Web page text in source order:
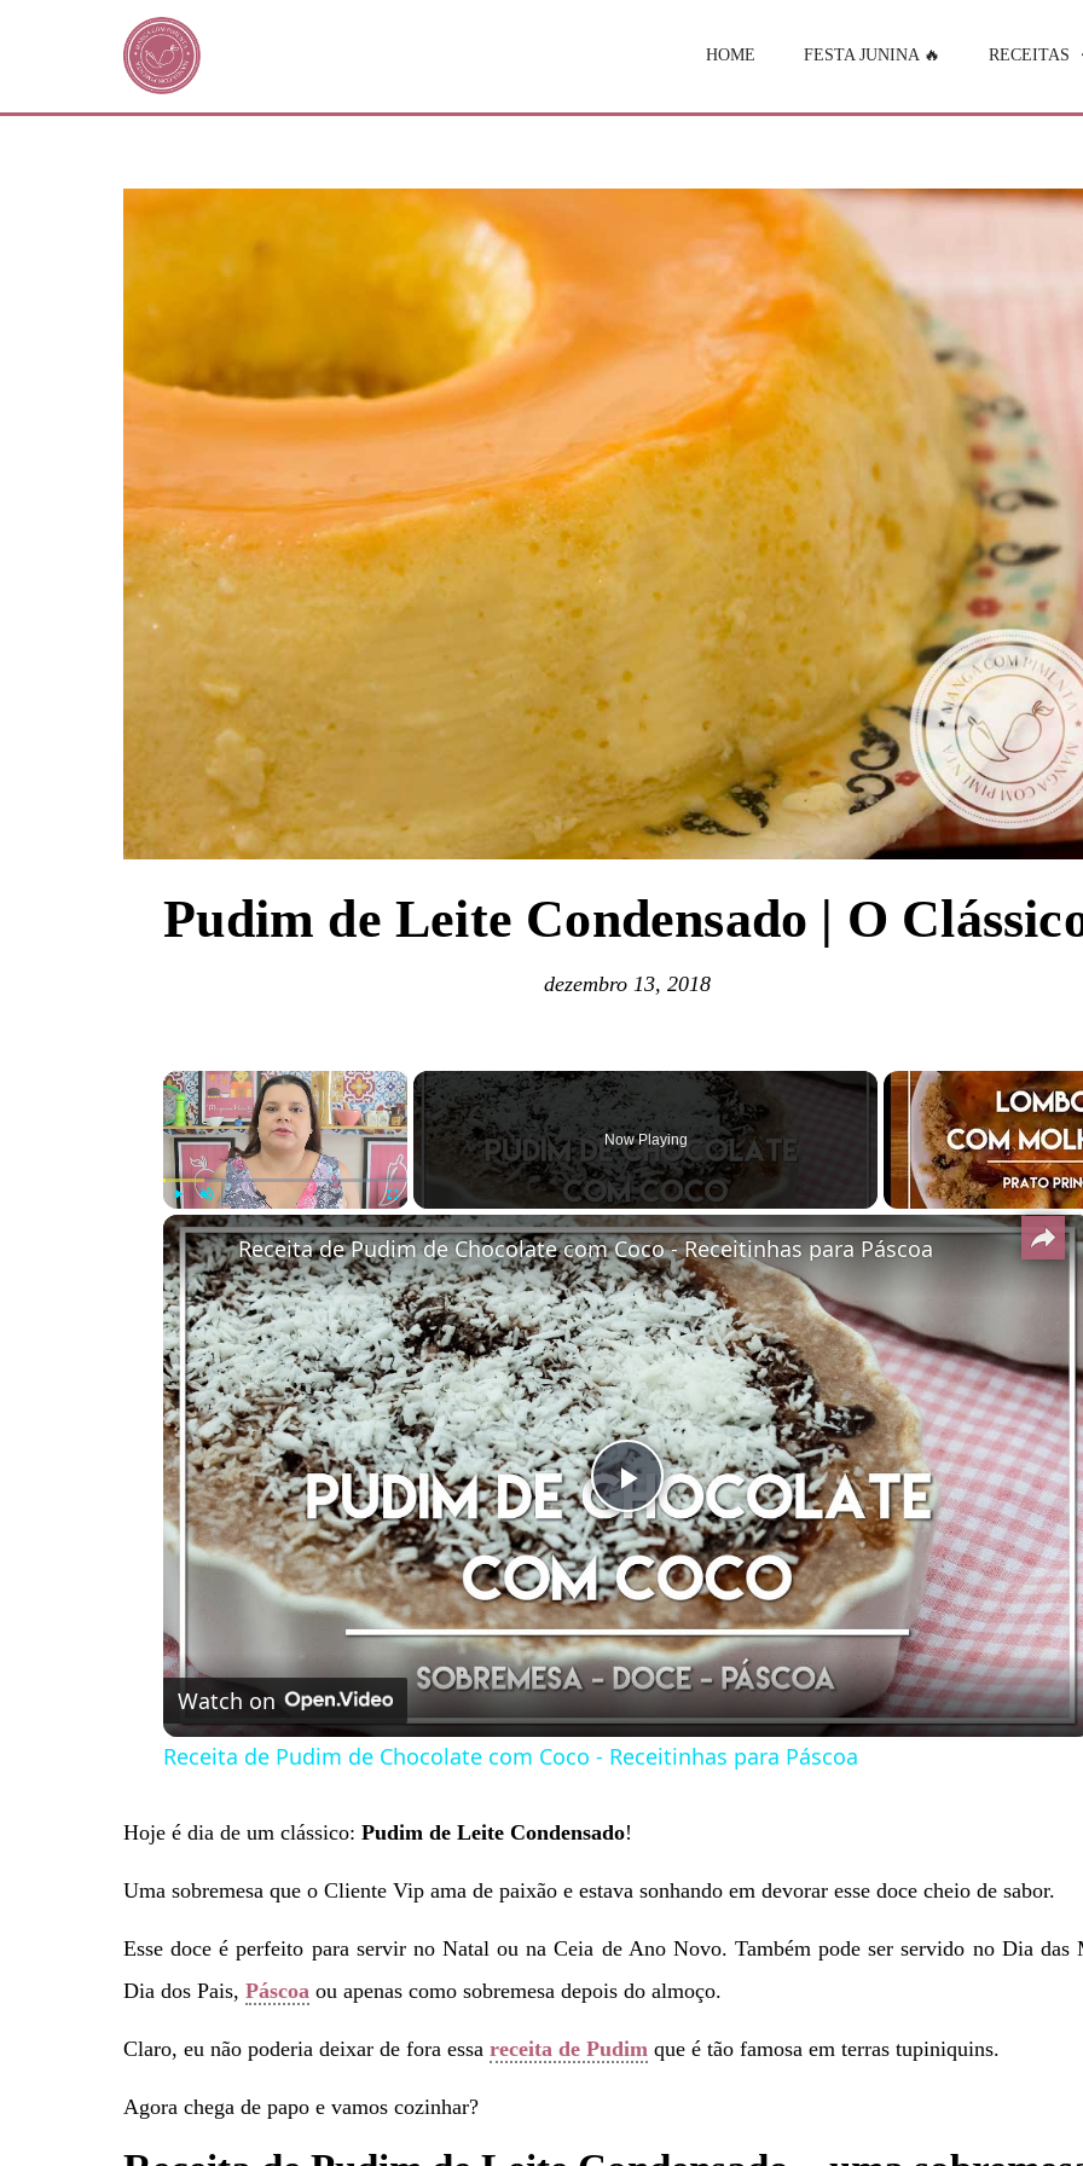
HOME FESTA JUNINA 🔥 RECEITAS
Pudim de Leite Condensado | O
dezembro 13, 2018
×
Play Unmute Fullscreen
Now Playing
×
Play
Video
Receita de Pudim de Chocolate com Coco - Receitinhas para Páscoa
Watch on
Receita de Pudim de Chocolate com Coco - Receitinhas para Páscoa
Hoje é dia de um clássico: Pudim de Leite Condensado!
Uma sobremesa que o Cliente Vip ama de paixão e estava sonhando em devorar esse doce cheio de sabor.
Esse doce é perfeito para servir no Natal ou na Ceia de Ano Novo. Também pode ser servido no Dia das
Dia dos Pais, Páscoa ou apenas como sobremesa depois do almoço.
Claro, eu não poderia deixar de fora essa receita de Pudim que é tão famosa em terras tupiniquins.
Agora chega de papo e vamos cozinhar?